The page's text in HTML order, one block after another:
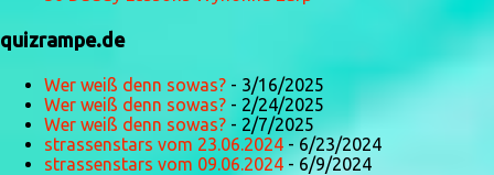
quizrampe.de
Wer weiß denn sowas? - 3/16/2025
Wer weiß denn sowas? - 2/24/2025
Wer weiß denn sowas? - 2/7/2025
strassenstars vom 23.06.2024 - 6/23/2024
strassenstars vom 09.06.2024 - 6/9/2024